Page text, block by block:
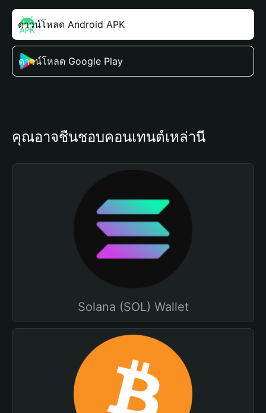
ดาวน์โหลด Android APK
ดาวน์โหลด Google Play
คุณอาจชื่นชอบคอนเทนต์เหล่านี้
Solana (SOL) Wallet